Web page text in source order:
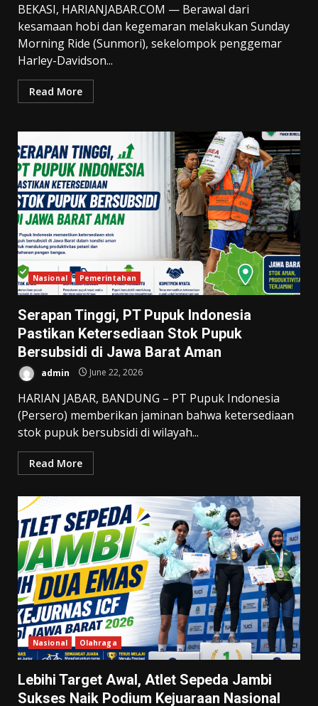
BEKASI, HARIANJABAR.COM — Berawal dari
kesamaan hobi dan kegemaran melakukan Sunday
Morning Ride (Sunmori), sekelompok penggemar
Harley-Davidson...
Read More
Nasional Pemerintahan
Serapan Tinggi, PT Pupuk Indonesia
Pastikan Ketersediaan Stok Pupuk
Bersubsidi di Jawa Barat Aman
admin June 22, 2026
HARIAN JABAR, BANDUNG – PT Pupuk Indonesia
(Persero) memberikan jaminan bahwa ketersediaan
stok pupuk bersubsidi di wilayah...
Read More
Nasional Olahraga
Lebihi Target Awal, Atlet Sepeda Jambi
Sukses Naik Podium Kejuaraan Nasional